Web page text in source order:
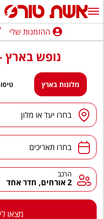
ההזמנות שלי
נופש בארץ
חופשה לפי סגנון
מלונות באילת
טיולים מאורגנים
סגנונות טיול
הרגע האחרון
ההזמנות שלי
נופש בארץ
מלונות בארץ
יעד/מלון בחרו יעד או מלון
תאריכים בחרו תאריכים
הרכב הרכב
2 אורחים, חדר אחד
מצאו